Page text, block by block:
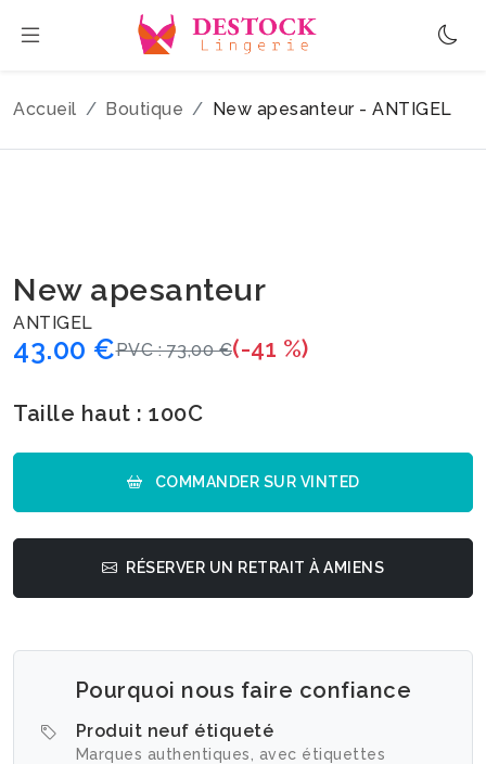
Accueil Boutique New apesanteur - ANTIGEL
New apesanteur
ANTIGEL
43.00 €PVC : 73,00 €(-41 %)
Taille haut : 100C
COMMANDER SUR VINTED
RÉSERVER UN RETRAIT À AMIENS
Pourquoi nous faire confiance
Produit neuf étiqueté
Marques authentiques, avec étiquettes